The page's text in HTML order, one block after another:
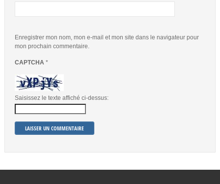
Enregistrer mon nom, mon e-mail et mon site dans le navigateur pour
mon prochain commentaire.
CAPTCHA *
Saisissez le texte affiché ci-dessus: